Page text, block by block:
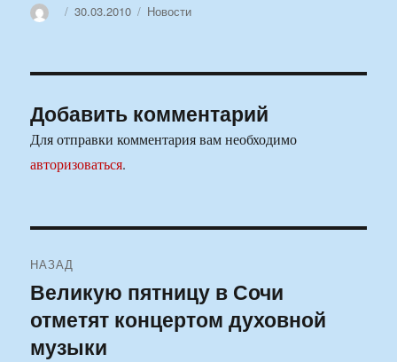
АвторОпубликовано
30.03.2010 Рубрики
Новости
Добавить комментарий
Для отправки комментария вам необходимо
авторизоваться.
по
записям
НАЗАД
Предыдущая
запись:
Великую пятницу в Сочи
отметят концертом духовной
музыки